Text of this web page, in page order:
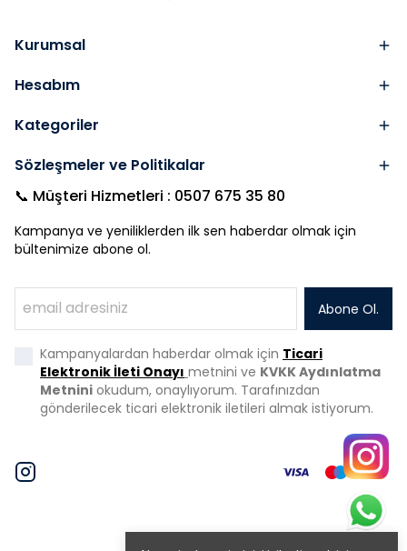
Kurumsal
Hesabım
Kategoriler
Sözleşmeler ve Politikalar
📞 Müşteri Hizmetleri : 0507 675 35 80
Kampanya ve yeniliklerden ilk sen haberdar olmak için
bültenimize abone ol.
Abone Ol.
Kampanyalardan haberdar olmak için Ticari
Elektronik İleti Onayı metnini ve KVKK Aydınlatma
Metnini okudum, onaylıyorum. Tarafınızdan
gönderilecek ticari elektronik iletileri almak istiyorum.